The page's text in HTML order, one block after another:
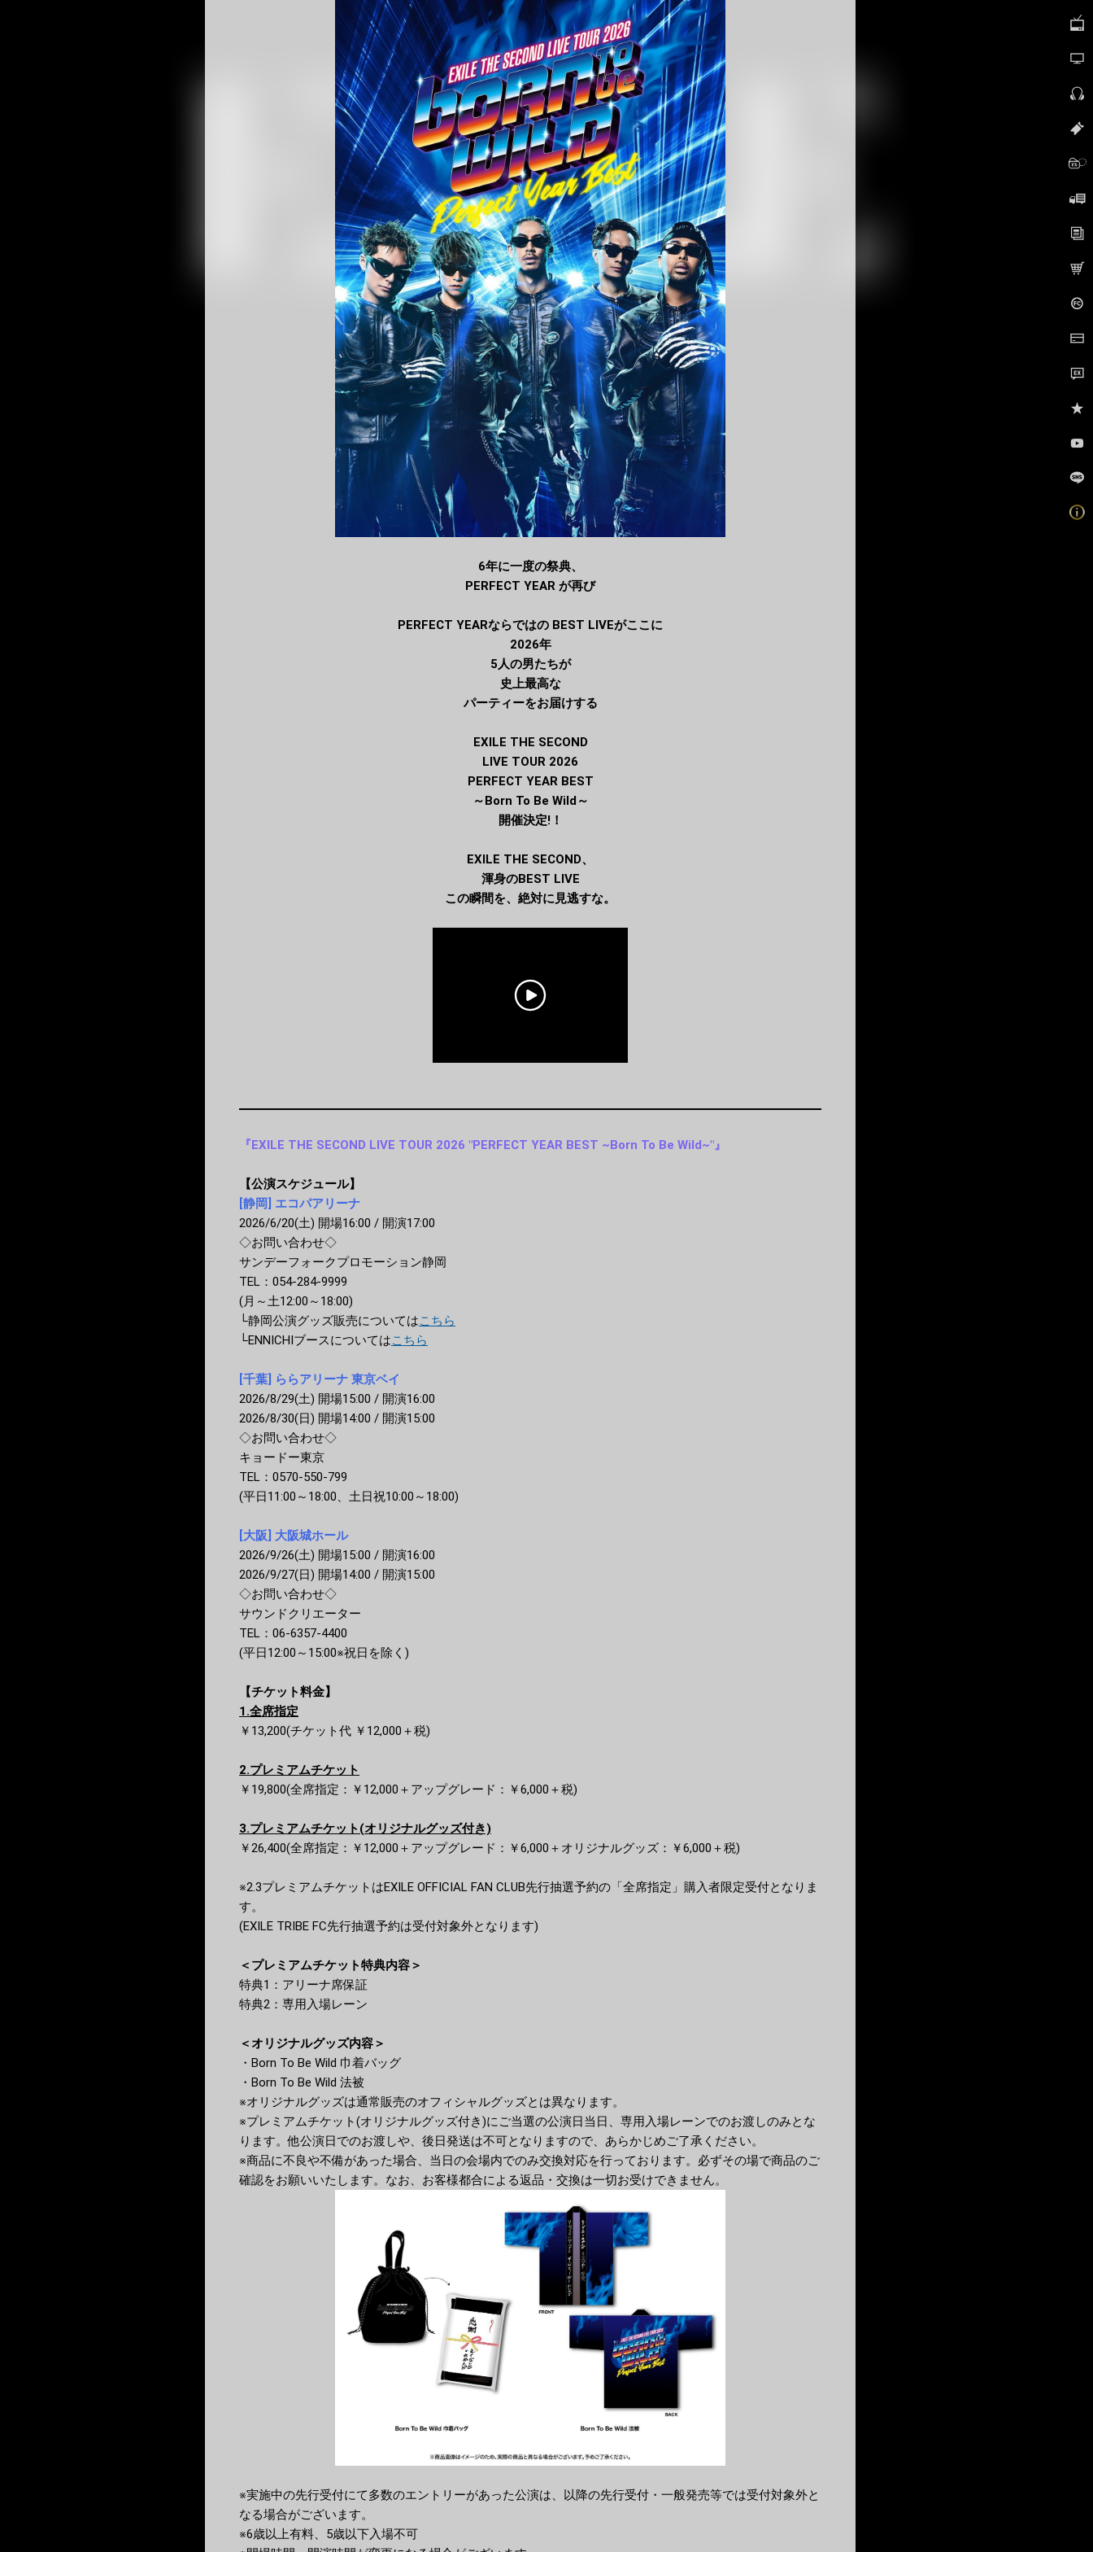
6年に⼀度の祭典、
PERFECT YEAR が再び
PERFECT YEARならではの BEST LIVEがここに
2026年
5⼈の男たちが
史上最⾼な
パーティーをお届けする
EXILE THE SECOND
LIVE TOUR 2026
PERFECT YEAR BEST
～Born To Be Wild～
開催決定!！
EXILE THE SECOND、
渾⾝のBEST LIVE
この瞬間を、絶対に⾒逃すな。
『EXILE THE SECOND LIVE TOUR 2026 "PERFECT YEAR BEST ~Born To Be Wild~"』
【公演スケジュール】
[静岡] エコパアリーナ
2026/6/20(土) 開場16:00 / 開演17:00
◇お問い合わせ◇
サンデーフォークプロモーション静岡
TEL：054-284-9999
(月～土12:00～18:00)
└静岡公演グッズ販売についてはこちら
└ENNICHIブースについてはこちら
[千葉] ららアリーナ 東京ベイ
2026/8/29(土) 開場15:00 / 開演16:00
2026/8/30(日) 開場14:00 / 開演15:00
◇お問い合わせ◇
キョードー東京
TEL：0570-550-799
(平日11:00～18:00、土日祝10:00～18:00)
[大阪] 大阪城ホール
2026/9/26(土) 開場15:00 / 開演16:00
2026/9/27(日) 開場14:00 / 開演15:00
◇お問い合わせ◇
サウンドクリエーター
TEL：06-6357-4400
(平日12:00～15:00※祝日を除く)
【チケット料金】
1.全席指定
￥13,200(チケット代 ￥12,000＋税)
2.プレミアムチケット
￥19,800(全席指定：￥12,000＋アップグレード：￥6,000＋税)
3.プレミアムチケット(オリジナルグッズ付き)
￥26,400(全席指定：￥12,000＋アップグレード：￥6,000＋オリジナルグッズ：￥6,000＋税)
※2.3プレミアムチケットはEXILE OFFICIAL FAN CLUB先行抽選予約の「全席指定」購入者限定受付となりま
す。
(EXILE TRIBE FC先行抽選予約は受付対象外となります)
＜プレミアムチケット特典内容＞
特典1：アリーナ席保証
特典2：専用⼊場レーン
＜オリジナルグッズ内容＞
・Born To Be Wild 巾着バッグ
・Born To Be Wild 法被
※オリジナルグッズは通常販売のオフィシャルグッズとは異なります。
※プレミアムチケット(オリジナルグッズ付き)にご当選の公演日当日、専用入場レーンでのお渡しのみとな
ります。他公演日でのお渡しや、後日発送は不可となりますので、あらかじめご了承ください。
※商品に不良や不備があった場合、当日の会場内でのみ交換対応を行っております。必ずその場で商品のご
確認をお願いいたします。なお、お客様都合による返品・交換は一切お受けできません。
※実施中の先行受付にて多数のエントリーがあった公演は、以降の先行受付・一般発売等では受付対象外と
なる場合がございます。
※6歳以上有料、5歳以下入場不可